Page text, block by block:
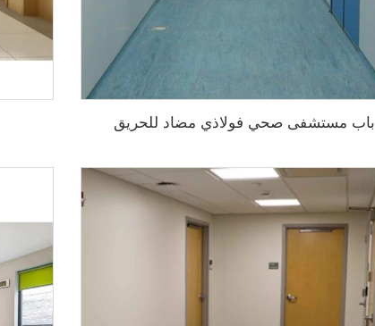
باب مستشفى صحي فولاذي مضاد للحريق